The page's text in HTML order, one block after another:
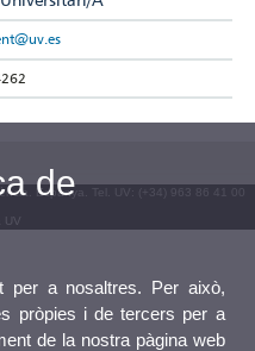
Espanya. Tel. UV: (+34) 963 86 41 00
UV
de
per a nosaltres. Per això,
pròpies i de tercers per a
de la nostra pàgina web